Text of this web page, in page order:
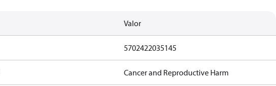
Valor
5702422035145
Cancer and Reproductive Harm